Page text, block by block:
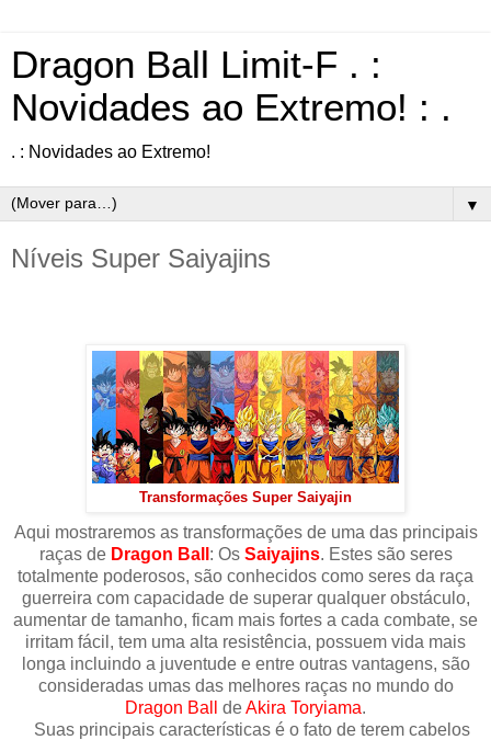
Dragon Ball Limit-F . :
Novidades ao Extremo! : .
. : Novidades ao Extremo!
▼
Níveis Super Saiyajins
Transformações Super Saiyajin
Aqui mostraremos as transformações de uma das principais
raças de Dragon Ball : Os Saiyajins. Estes são seres
totalmente poderosos, são conhecidos como seres da raça
guerreira com capacidade de superar qualquer obstáculo,
aumentar de tamanho, ficam mais fortes a cada combate, se
irritam fácil, tem uma alta resistência, possuem vida mais
longa incluindo a juventude e entre outras vantagens, são
consideradas umas das melhores raças no mundo do
Dragon Ball
deAkira Toryiama.
Suas principais características é o fato de terem cabelos